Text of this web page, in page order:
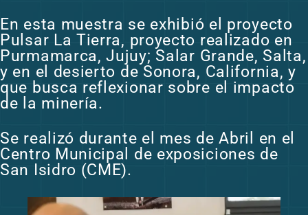
En esta muestra se exhibió el proyecto
Pulsar La Tierra, proyecto realizado en
Purmamarca, Jujuy; Salar Grande, Salta,
y en el desierto de Sonora, California, y
que busca reflexionar sobre el impacto
de la minería.
Se realizó durante el mes de Abril en el
Centro Municipal de exposiciones de
San Isidro (CME).